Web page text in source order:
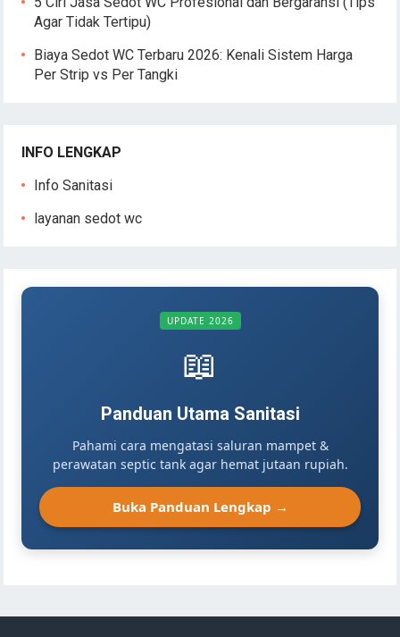
Agar Tidak Tertipu)
Biaya Sedot WC Terbaru 2026: Kenali Sistem Harga
Per Strip vs Per Tangki
INFO LENGKAP
Info Sanitasi
layanan sedot wc
UPDATE 2026
📖
Panduan Utama Sanitasi
Pahami cara mengatasi saluran mampet &
perawatan septic tank agar hemat jutaan rupiah.
Buka Panduan Lengkap →